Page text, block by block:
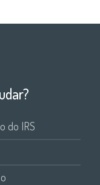
do IRS